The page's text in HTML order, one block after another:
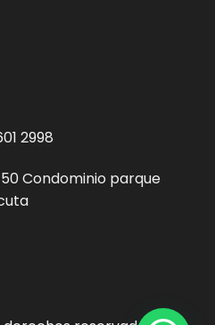
2998
Condominio parque